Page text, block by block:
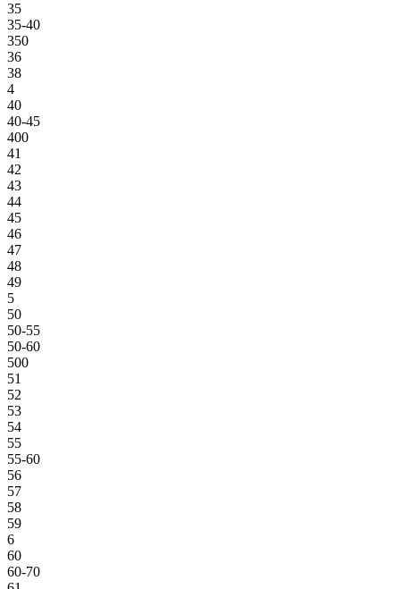
35
35-40
350
36
38
4
40
40-45
400
41
42
43
44
45
46
47
48
49
5
50
50-55
50-60
500
51
52
53
54
55
55-60
56
57
58
59
6
60
60-70